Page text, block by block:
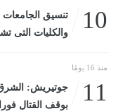
10
والكليات التى
منذ 16 يومًا
11
جوتيريش:
بوقف القتال فورا